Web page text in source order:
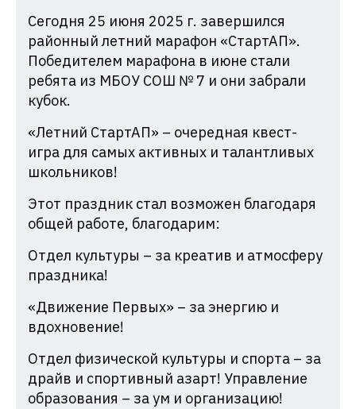
Сегодня 25 июня 2025 г. завершился
районный летний марафон «СтартАП».
Победителем марафона в июне стали
ребята из МБОУ СОШ № 7 и они забрали
кубок.
«Летний СтартАП» – очередная квест-
игра для самых активных и талантливых
школьников!
Этот праздник стал возможен благодаря
общей работе, благодарим:
Отдел культуры – за креатив и атмосферу
праздника!
«Движение Первых» – за энергию и
вдохновение!
Отдел физической культуры и спорта – за
драйв и спортивный азарт! Управление
образования – за ум и организацию!